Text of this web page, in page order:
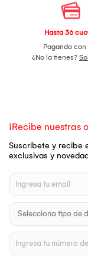
Hasta 36
Pagando con
¿No la tienes?
¡Recibe nuestras
Suscríbete y recibe
exclusivas y